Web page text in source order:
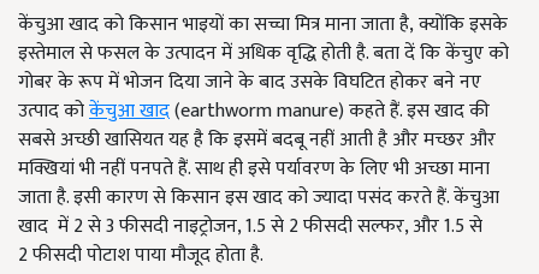
केंचुआ खाद को किसान भाइयों का सच्चा मित्र माना जाता है, क्योंकि इसके
इस्तेमाल से फसल के उत्पादन में अधिक वृद्धि होती है. बता दें कि केंचुए को
गोबर के रूप में भोजन दिया जाने के बाद उसके विघटित होकर बने नए
उत्पाद कोकेंचुआ खाद(earthworm manure) कहते हैं. इस खाद की
सबसे अच्छी खासियत यह है कि इसमें बदबू नहीं आती है और मच्छर और
मक्खियां भी नहीं पनपते हैं. साथ ही इसे पर्यावरण के लिए भी अच्छा माना
जाता है. इसी कारण से किसान इस खाद को ज्यादा पसंद करते हैं. केंचुआ
खाद में 2 से 3 फीसदी नाइट्रोजन, 1.5 से 2 फीसदी सल्फर, और 1.5 से
2 फीसदी पोटाश पाया मौजूद होता है.